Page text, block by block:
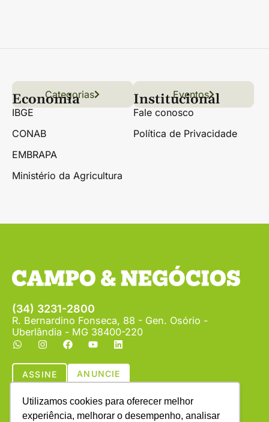
Utilizamos cookies para oferecer melhor
experiência, melhorar o desempenho, analisar
Links úteis
Conteúdo Grãos
Florestas Hortifrúti
Categorias Eventos
Economia
IBGE
CONAB
EMBRAPA
Ministério da Agricultura
Institucional
Fale conosco
Política de Privacidade
(34) 3231-2800
R. Bernardino Fonseca, 88 - Gen. Osório -
Uberlândia - MG 38400-220
ASSINE ANUNCIE